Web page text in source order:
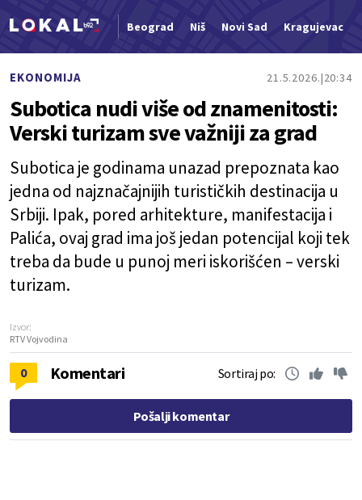
Beograd Niš Novi Sad Kragujevac
EKONOMIJA 21.5.2026. 20:34
Subotica nudi više od znamenitosti:
Verski turizam sve važniji za grad
Subotica je godinama unazad prepoznata kao
jedna od najznačajnijih turističkih destinacija u
Srbiji. Ipak, pored arhitekture, manifestacija i
Palića, ovaj grad ima još jedan potencijal koji tek
treba da bude u punoj meri iskorišćen – verski
turizam.
Izvor:
RTV Vojvodina
0 Komentari Sortiraj po:
Pošalji komentar